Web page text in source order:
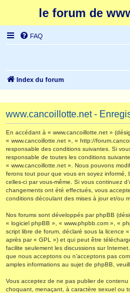
le forum de
FAQ
Index du forum
www.cancoillotte.net -
En accédant à « www.cancoillotte.net »
« www.cancoillotte.net », « http://
responsable des conditions suivantes. Si
responsable de toutes les conditions
« www.cancoillotte.net ». Nous pouvons
ferons tout pour que vous en soyez informé,
celles-ci par vous-même. Si vous continuez
changements ont été effectués, vous
conditions découlant des mises à jour et/ou
Nos forums sont développés par phpBB
« logiciel phpBB », « www.phpbb.com », «
script libre de forum, déclaré sous la licence «
après par « GPL ») et qui peut être
facilite seulement les discussions sur
que nous acceptons ou n’acceptons pas
amples informations au sujet de phpBB,
Vous acceptez de ne pas publier de contenu
choquant, menaçant, à caractère sexuel ou